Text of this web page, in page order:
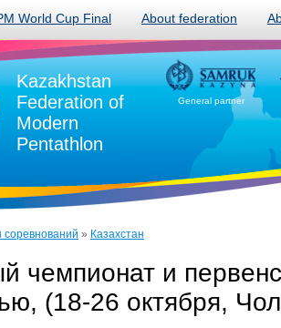
World Cup Final About federation
Kazakhstan
Federation of
Modern
Pentathlon
General partner
соревнований » Казахстан
чемпионат и
(18-26 октября,